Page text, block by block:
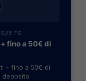
fino a 50€ di
+ fino a 50€ di
deposito